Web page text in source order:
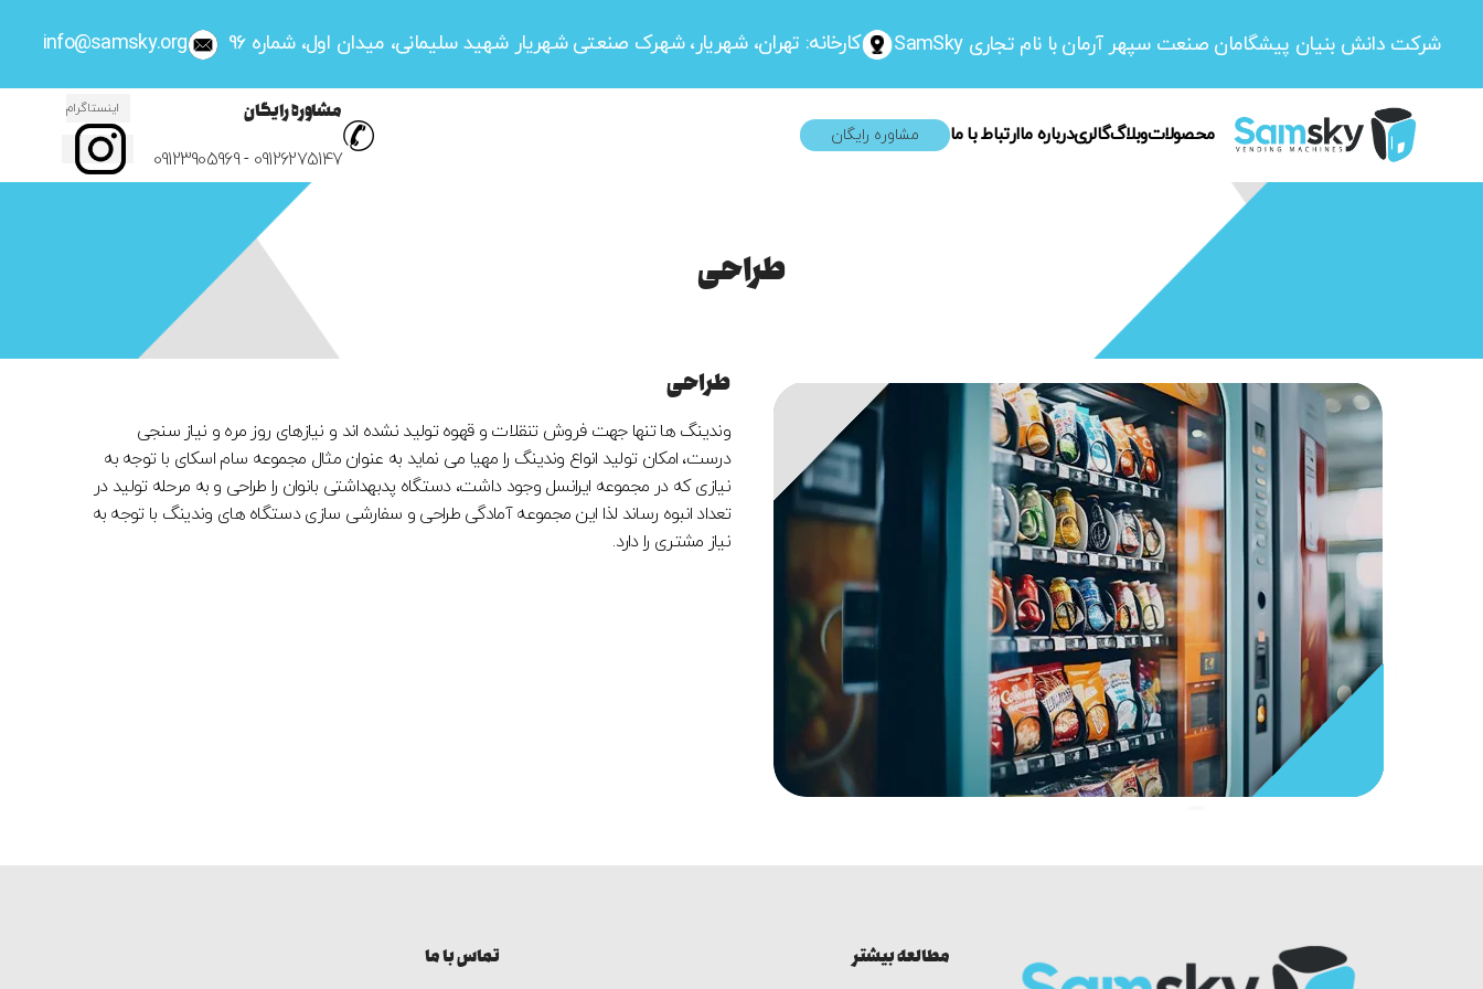
شرکت دانش بنیان پیشگامان صنعت سپهر آرمان با نام تجاری SamSky کارخانه: تهران، شهریار، شهرک صنعتی شهریار شهید سلیمانی، میدان اول، شماره 96 info@samsky.org
محصولاتوبلاگگالریدرباره ماارتباط با ما مشاوره رایگان
مشاوره رایگان
09126275147
-
09123905969
اینستاگرام
طراحی​
طراحی​
وندینگ ها تنها جهت فروش تنقلات و قهوه تولید نشده اند و نیازهای روز مره و نیاز سنجی
درست، امکان تولید انواع وندینگ را مهیا می نماید به عنوان مثال مجموعه سام اسکای با توجه به
نیازی که در مجموعه ایرانسل وجود داشت، دستگاه پدبهداشتی بانوان را طراحی و به مرحله تولید در
تعداد انبوه رساند لذا این مجموعه آمادگی طراحی و سفارشی سازی دستگاه های وندینگ با توجه به
نیاز مشتری را دارد.
مطالعه بیشتر تماس با ما